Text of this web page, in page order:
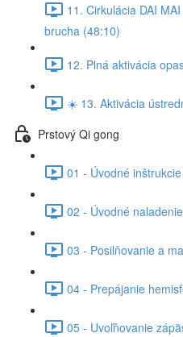
11. Cirkulácia DAI
brucha (48:10)
12. Plná aktivácia
☀️ 13. Aktivácia
Prstový Qi gong
01 - Úvodné
02 - Úvodné
03 - Posilňovanie a
04 - Prepájanie
05 - Uvoľňovanie